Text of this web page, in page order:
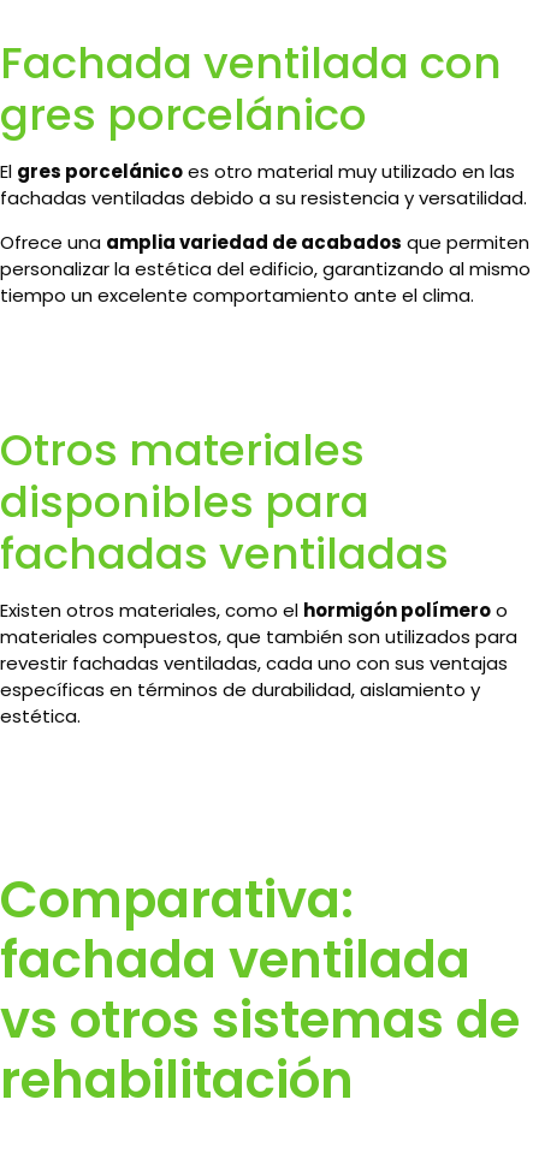
Fachada ventilada con
gres porcelánico
El gres porcelánicoes otro material muy utilizado en las
fachadas ventiladas debido a su resistencia y versatilidad.
Ofrece una amplia variedad de acabados que permiten
personalizar la estética del edificio, garantizando al mismo
tiempo un excelente comportamiento ante el clima.
Otros materiales
disponibles para
fachadas ventiladas
Existen otros materiales, como el hormigón polímeroo
materiales compuestos, que también son utilizados para
revestir fachadas ventiladas, cada uno con sus ventajas
específicas en términos de durabilidad, aislamiento y
estética.
Comparativa:
fachada ventilada
vs otros sistemas de
rehabilitación